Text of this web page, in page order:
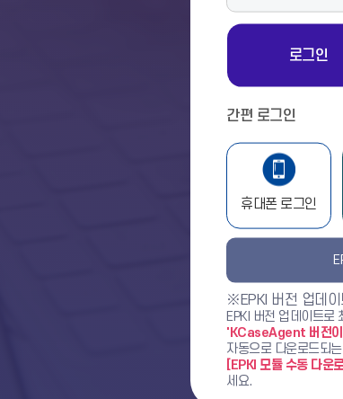
함)
로
그
인
로그인
간편 로그인
휴대폰 로그인
※EPKI 버전 업데이
EPKI 버전 업데이트로
'KCaseAgent 버전이
자동으로 다운로드되
[EPKI 모듈 수동 다운
세요.